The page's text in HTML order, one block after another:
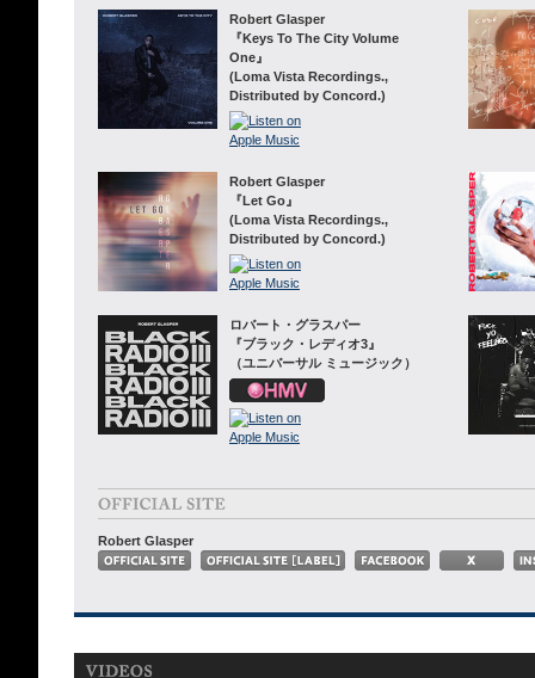
Robert Glasper
『Keys To The City Volume
One』
(Loma Vista Recordings.,
Distributed by Concord.)
Robert Glasper
『Let Go』
(Loma Vista Recordings.,
Distributed by Concord.)
ロバート・グラスパー
『ブラック・レディオ3』
（ユニバーサル ミュージック）
Robert Glasper